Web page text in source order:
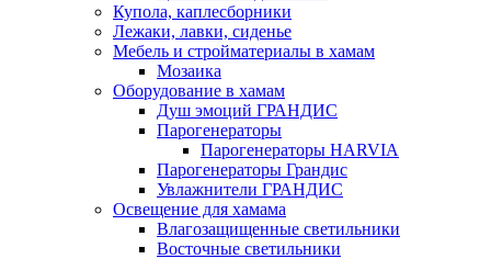
Купола, каплесборники
Лежаки, лавки, сиденье
Мебель и стройматериалы в хамам
Мозаика
Оборудование в хамам
Душ эмоций ГРАНДИС
Парогенераторы
Парогенераторы HARVIA
Парогенераторы Грандис
Увлажнители ГРАНДИС
Освещение для хамама
Влагозащищенные светильники
Восточные светильники